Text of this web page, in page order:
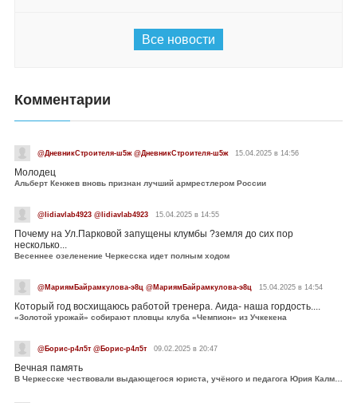
Все новости
Комментарии
@ДневникСтроителя-ш5ж @ДневникСтроителя-ш5ж 15.04.2025 в 14:56
Молодец
Альберт Кенжев вновь признан лучший армрестлером России
@lidiavlab4923 @lidiavlab4923 15.04.2025 в 14:55
Почему на Ул.Парковой запущены клумбы ?земля до сих пор
несколько...
Весеннее озеленение Черкесска идет полным ходом
@МариямБайрамкулова-э8ц @МариямБайрамкулова-э8ц 15.04.2025 в 14:54
Который год восхищаюсь работой тренера. Аида- наша гордость....
«Золотой урожай» собирают пловцы клуба «Чемпион» из Учкекена
@Борис-р4л5т @Борис-р4л5т 09.02.2025 в 20:47
Вечная память
В Черкесске чествовали выдающегося юриста, учёного и педагога Юрия Калмыкова